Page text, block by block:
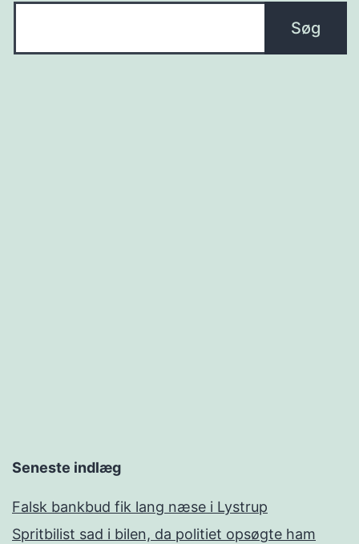
Seneste indlæg
Falsk bankbud fik lang næse i Lystrup
Spritbilist sad i bilen, da politiet opsøgte ham